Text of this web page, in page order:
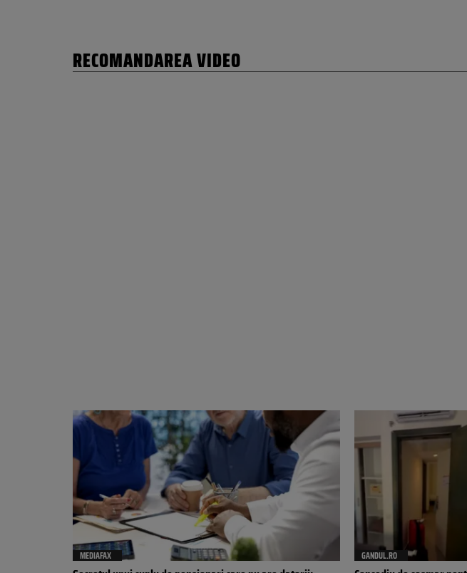
RECOMANDAREA VIDEO
MEDIAFAX GANDUL.RO